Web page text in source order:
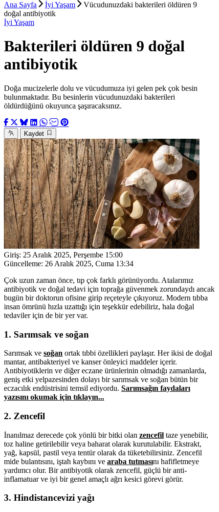
Ana Sayfa İyi Yaşam
Vücudunuzdaki bakterileri öldüren 9
doğal antibiyotik
İyi Yaşam
Bakterileri öldüren 9 doğal
antibiyotik
Doğa mucizelerle dolu ve vücudumuza iyi gelen pek çok besin
bulunmaktadır. Bu besinlerin vücudunuzdaki bakterileri
öldürdüğünü okuyunca şaşıracaksınız.
Kaydet
Giriş: 25 Aralık 2025, Perşembe 15:00
Güncelleme: 26 Aralık 2025, Cuma 13:34
Çok uzun zaman önce, tıp çok farklı görünüyordu. Atalarımız
antibiyotik ve doğal tedavi için toprağa güvenmek zorundaydı ancak
bugün bir doktorun ofisine girip reçeteyle çıkıyoruz. Modern tıbba
insan ömrünü hızla uzattığı için teşekkür edebiliriz, hala doğal
tedaviler için de bir yer var.
1. Sarımsak ve soğan
Sarımsak ve soğan ortak tıbbi özellikleri paylaşır. Her ikisi de doğal
mantar, antibakteriyel ve kanser önleyici maddeler içerir.
Antibiyotiklerin ve diğer eczane ürünlerinin olmadığı zamanlarda,
geniş etki yelpazesinden dolayı bir sarımsak ve soğan bütün bir
eczacılık endüstrisini temsil ediyordu. Sarımsağın faydaları
yazısını okumak için tıklayın...
2. Zencefil
İnanılmaz derecede çok yönlü bir bitki olan zencefil taze yenebilir,
toz haline getirilebilir veya baharat olarak kurutulabilir. Ekstrakt,
yağ, kapsül, pastil veya tentür olarak da tüketebilirsiniz. Zencefil
mide bulantısını, iştah kaybını ve araba tutmasını hafifletmeye
yardımcı olur. Bir antibiyotik olarak zencefil, güçlü bir anti-
inflamatuar ve iyi bir genel amaçlı ağrı kesici görevi görür.
3. Hindistancevizi yağı